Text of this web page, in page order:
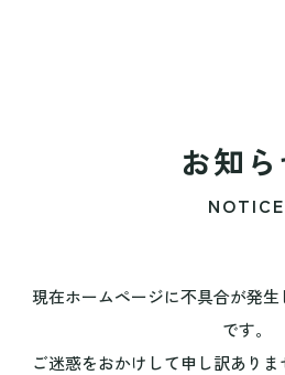
お知
NOTICE
現在ホームページに不具合が発
です。
ご迷惑をおかけして申し訳あり